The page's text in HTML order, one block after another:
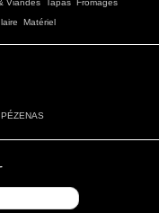
Viandes Tapas Fromages
Matériel